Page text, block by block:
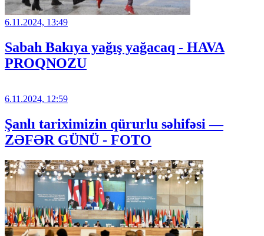
6.11.2024, 13:49
Sabah Bakıya yağış yağacaq - HAVA
PROQNOZU
6.11.2024, 12:59
Şanlı tariximizin qürurlu səhifəsi —
ZƏFƏR GÜNÜ - FOTO